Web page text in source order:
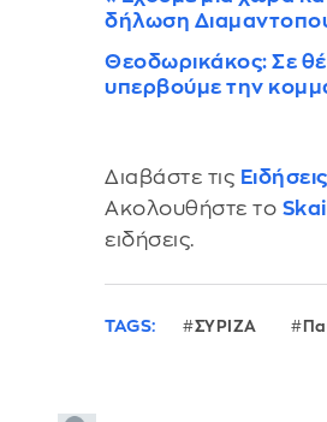
δήλωση
Θεοδωρικάκος: Σε
υπερβούμε την
Διαβάστε τις
Ακολουθήστε το
ειδήσεις.
TAGS: ΣΥΡΙΖΑ